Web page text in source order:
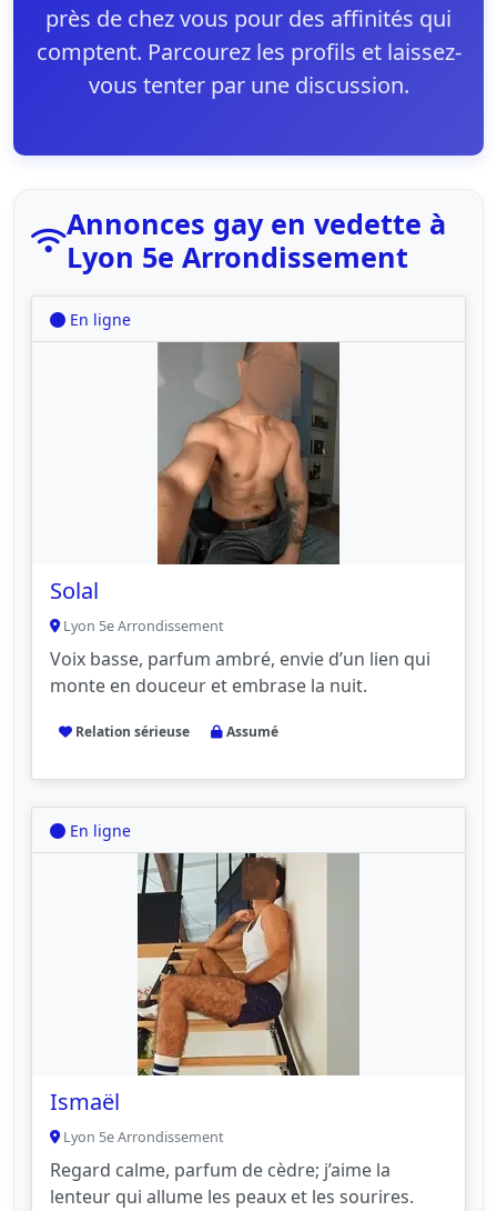
près de chez vous pour des affinités qui
comptent. Parcourez les profils et laissez-
vous tenter par une discussion.
Annonces gay en vedette à
Lyon 5e Arrondissement
En ligne
Solal
Lyon 5e Arrondissement
Voix basse, parfum ambré, envie d’un lien qui
monte en douceur et embrase la nuit.
Relation sérieuse Assumé
En ligne
Ismaël
Lyon 5e Arrondissement
Regard calme, parfum de cèdre; j’aime la
lenteur qui allume les peaux et les sourires.